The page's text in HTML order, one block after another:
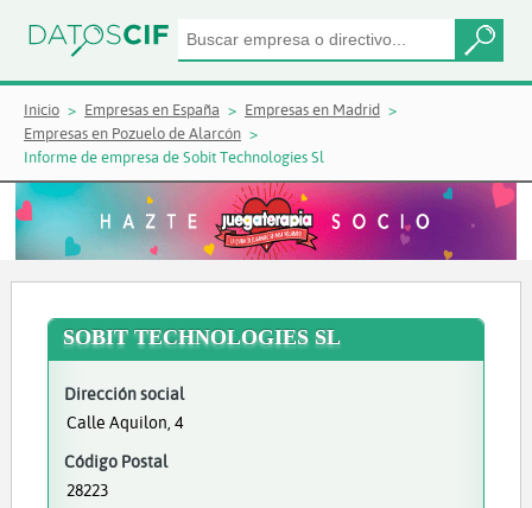
Inicio Empresas en España
Empresas en Madrid
Empresas en Pozuelo de Alarcón
Informe de empresa de Sobit Technologies Sl
SOBIT TECHNOLOGIES SL
Dirección social
Calle Aquilon, 4
Código Postal
28223